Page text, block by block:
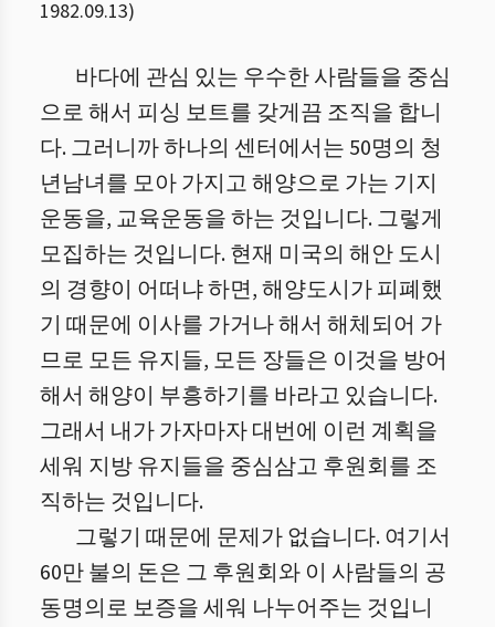
1982.09.13)
바다에 관심 있는 우수한 사람들을 중심
으로 해서 피싱 보트를 갖게끔 조직을 합니
다. 그러니까 하나의 센터에서는 50명의 청
년남녀를 모아 가지고 해양으로 가는 기지
운동을, 교육운동을 하는 것입니다. 그렇게
모집하는 것입니다. 현재 미국의 해안 도시
의 경향이 어떠냐 하면, 해양도시가 피폐했
기 때문에 이사를 가거나 해서 해체되어 가
므로 모든 유지들, 모든 장들은 이것을 방어
해서 해양이 부흥하기를 바라고 있습니다.
그래서 내가 가자마자 대번에 이런 계획을
세워 지방 유지들을 중심삼고 후원회를 조
직하는 것입니다.
그렇기 때문에 문제가 없습니다. 여기서
60만 불의 돈은 그 후원회와 이 사람들의 공
동명의로 보증을 세워 나누어주는 것입니